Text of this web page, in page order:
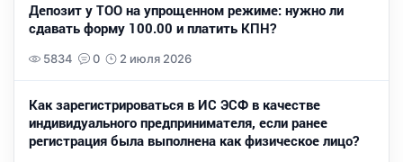
Депозит у ТОО на упрощенном режиме: нужно ли
сдавать форму 100.00 и платить КПН?
5834 0 2 июля 2026
Как зарегистрироваться в ИС ЭСФ в качестве
индивидуального предпринимателя, если ранее
регистрация была выполнена как физическое лицо?